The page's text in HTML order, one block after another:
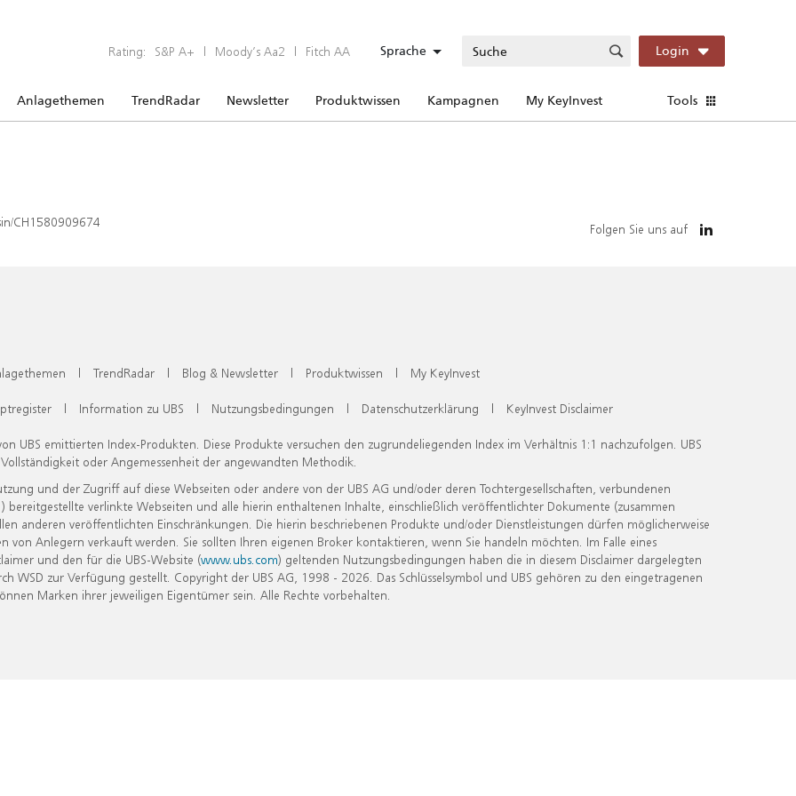
Rating: S&P A+ | Moody’s Aa2 | Fitch AA Sprache Login
Anlagethemen TrendRadar Newsletter Produktwissen Kampagnen My KeyInvest Tools
CH1580909674 Folgen Sie uns auf
| TrendRadar | Blog & Newsletter | Produktwissen | My KeyInvest
| Information zu UBS | Nutzungsbedingungen | Datenschutzerklärung | KeyInvest Disclaimer
UBS emittierten Index-Produkten. Diese Produkte versuchen den zugrundeliegenden Index im Verhältnis 1:1 nachzufolgen. UBS
oder Angemessenheit der angewandten Methodik.
und der Zugriff auf diese Webseiten oder andere von der UBS AG und/oder deren Tochtergesellschaften, verbundenen
verlinkte Webseiten und alle hierin enthaltenen Inhalte, einschließlich veröffentlichter Dokumente (zusammen
anderen veröffentlichten Einschränkungen. Die hierin beschriebenen Produkte und/oder Dienstleistungen dürfen möglicherweise
Anlegern verkauft werden. Sie sollten Ihren eigenen Broker kontaktieren, wenn Sie handeln möchten. Im Falle eines
und den für die UBS-Website (www.ubs.com) geltenden Nutzungsbedingungen haben die in diesem Disclaimer dargelegten
zur Verfügung gestellt. Copyright der UBS AG, 1998 - 2026. Das Schlüsselsymbol und UBS gehören zu den eingetragenen
Marken ihrer jeweiligen Eigentümer sein. Alle Rechte vorbehalten.